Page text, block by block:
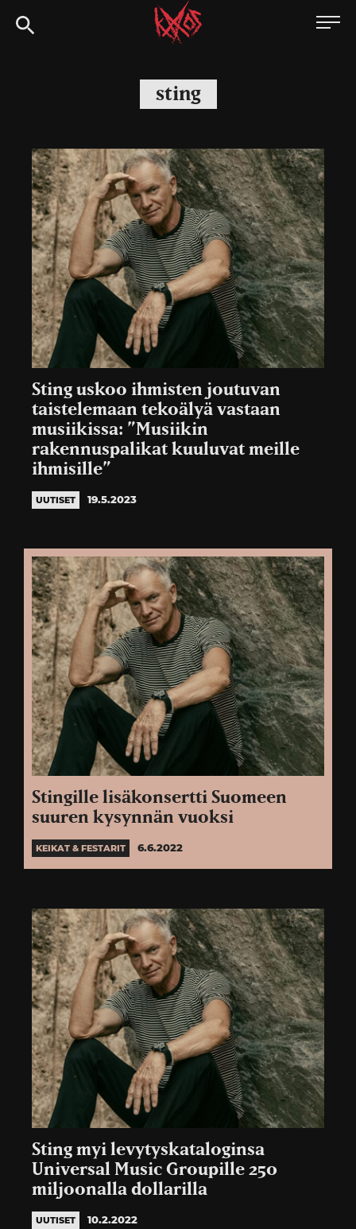
Siirry
suoraan
Kaaoszine
sting
Sting uskoo ihmisten joutuvan
taistelemaan tekoälyä vastaan
musiikissa: ”Musiikin
rakennuspalikat kuuluvat meille
ihmisille”
UUTISET 19.5.2023
Stingille lisäkonsertti Suomeen
suuren kysynnän vuoksi
KEIKAT & FESTARIT 6.6.2022
Sting myi levytyskataloginsa
Universal Music Groupille 250
miljoonalla dollarilla
UUTISET 10.2.2022